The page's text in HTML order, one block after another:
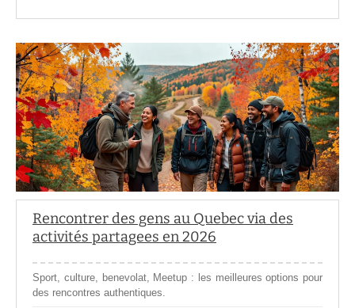
Rencontrer des gens au Quebec via des
activités partagees en 2026
Sport, culture, benevolat, Meetup : les meilleures options pour
des rencontres authentiques.